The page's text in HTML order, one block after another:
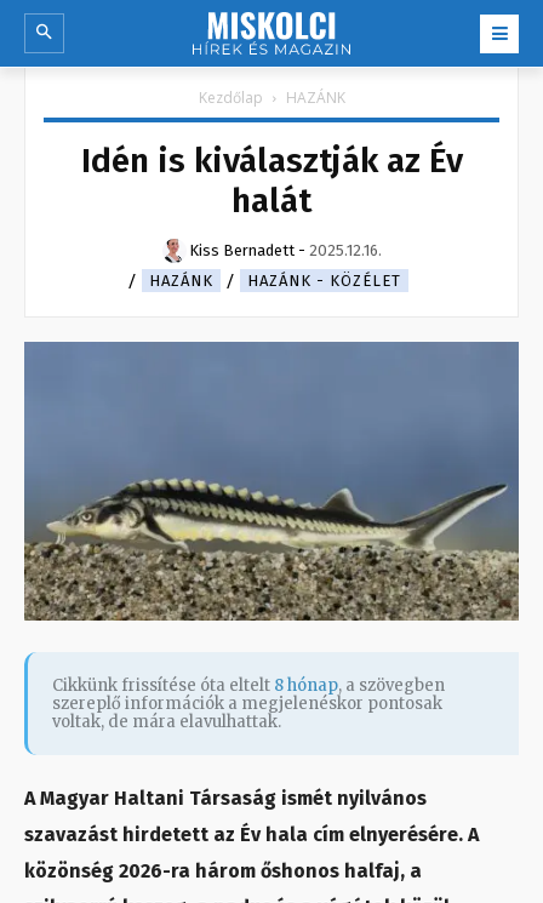
Kezdőlap HAZÁNK
Idén is kiválasztják az Év
halát
Kiss Bernadett - 2025.12.16.
HAZÁNK
HAZÁNK - KÖZÉLET
Cikkünk frissítése óta eltelt 8 hónap, a szövegben
szereplő információk a megjelenéskor pontosak
voltak, de mára elavulhattak.
A Magyar Haltani Társaság ismét nyilvános
szavazást hirdetett az Év hala cím elnyerésére. A
közönség 2026-ra három őshonos halfaj, a